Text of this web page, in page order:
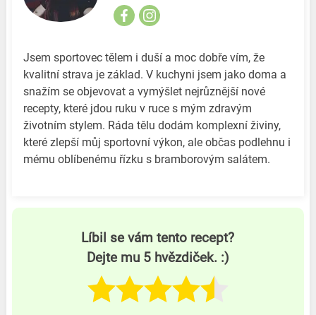
Jsem sportovec tělem i duší a moc dobře vím, že
kvalitní strava je základ. V kuchyni jsem jako doma a
snažím se objevovat a vymýšlet nejrůznější nové
recepty, které jdou ruku v ruce s mým zdravým
životním stylem. Ráda tělu dodám komplexní živiny,
které zlepší můj sportovní výkon, ale občas podlehnu i
mému oblíbenému řízku s bramborovým salátem.
Líbil se vám tento recept?
Dejte mu 5 hvězdiček. :)